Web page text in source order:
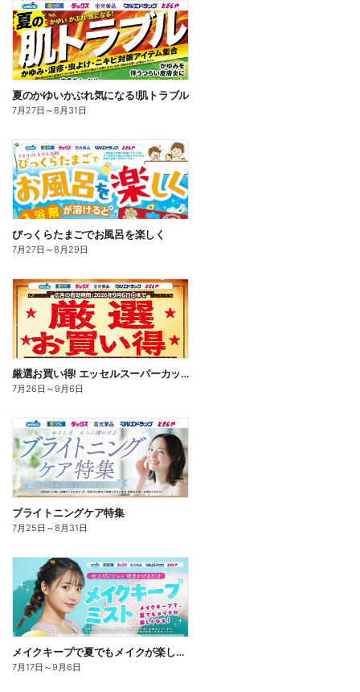
夏のかゆいかぶれ気になる!肌トラブル
7月27日 ～8月31日
びっくらたまごでお風呂を楽しく
7月27日 ～8月29日
厳選お買い得! エッセルスーパーカップ
7月26日 ～9月6日
ブライトニングケア特集
7月25日 ～8月31日
メイクキープで夏でもメイクが楽しくなる!
7月17日 ～9月6日